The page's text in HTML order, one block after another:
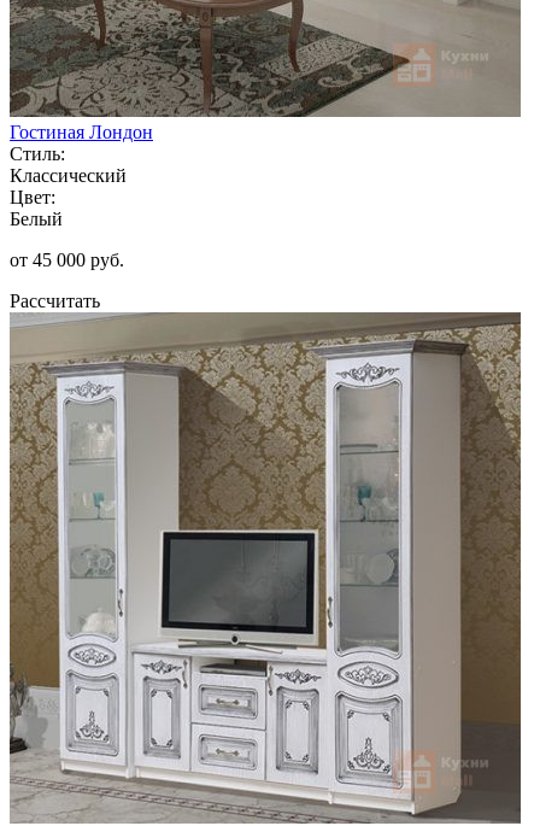
Гостиная Лондон
Стиль:
Классический
Цвет:
Белый
от 45 000 руб.
Рассчитать